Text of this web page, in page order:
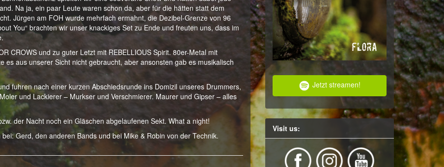
Na ja, ein paar Leute waren schon da, aber für die hätten statt dem
Jürgen am FOH wurde mehrfach ermahnt, die Dezibel-Grenze von 96
You“ brachten wir unser knackiges Set zu Ende und freuten uns, dass im
CROWS und zu guter Letzt mit REBELLIOUS Spirit. 80er-Metal mit
es aus unserer Sicht nicht gebraucht, aber ansonsten gab es musikalisch
fuhren nach einer kurzen Abschiedsrunde ins Domizil unseres Drummers,
und Lackierer – Murkser und Verschmierer. Maurer und Gipser – alles
der Nacht noch ein Gläschen abgelaufenen Sekt. What a night!
Gerd, den anderen Bands und bei Mike & Robin von der Technik.
Jetzt streamen!
Visit us: